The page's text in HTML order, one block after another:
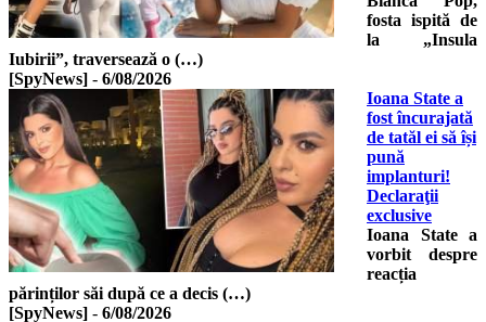
fosta ispită de
la „Insula
Iubirii”, traversează o (…)
[SpyNews] - 6/08/2026
Ioana State a
fost încurajată
de tatăl ei să își
pună
implanturi!
Declaraţii
exclusive
Ioana State a
vorbit despre
reacția
părinților săi după ce a decis (…)
[SpyNews] - 6/08/2026